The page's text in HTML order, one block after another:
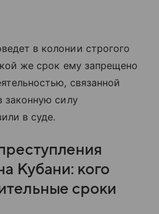
в колонии строгого
же срок ему запрещено
связанной
законную силу
в суде.
Кубани: кого
сроки